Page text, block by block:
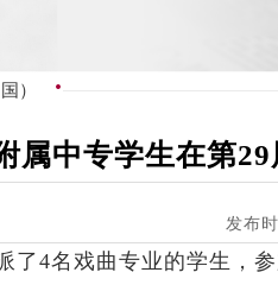
） ·
属中专学生在第
发布
了4名 戏曲专业的学生 ，